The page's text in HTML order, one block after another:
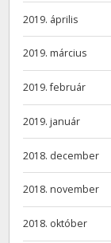
2019. április
2019. március
2019. február
2019. január
2018. december
2018. november
2018. október